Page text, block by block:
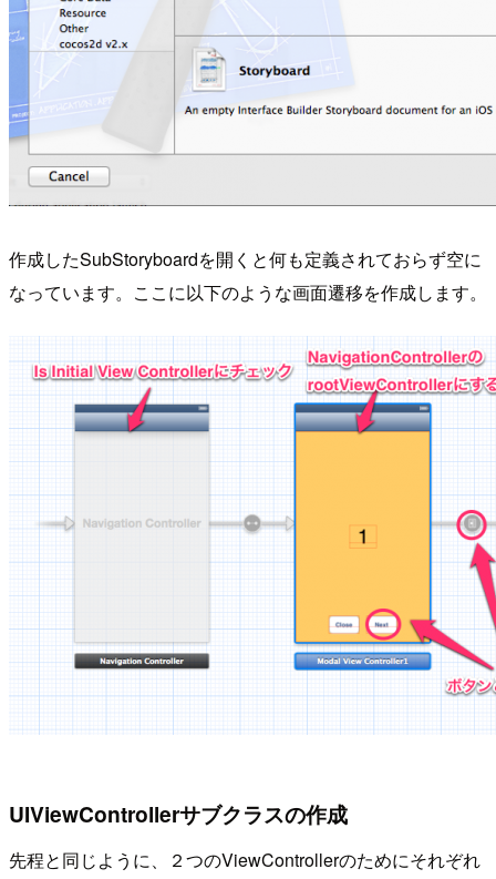
作成したSubStoryboardを開くと何も定義されておらず空に
なっています。ここに以下のような画面遷移を作成します。
UIViewControllerサブクラスの作成
先程と同じように、２つのViewControllerのためにそれぞれ